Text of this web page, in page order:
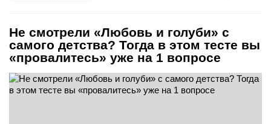
Не смотрели «Любовь и голуби» с
самого детства? Тогда в этом тесте вы
«провалитесь» уже на 1 вопросе